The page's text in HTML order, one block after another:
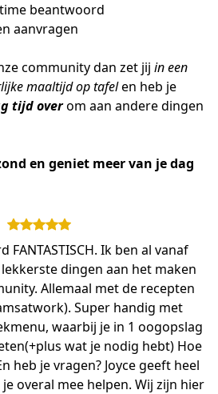
beantwoord
aanvragen
community dan zet jij in een
maaltijd op tafel en heb je
tijd over om aan andere dingen
en geniet meer van je dag
FANTASTISCH. Ik ben al vanaf
dingen aan het maken
Allemaal met de recepten
Super handig met
waarbij je in 1 oogopslag
wat je nodig hebt) Hoe
heb je vragen? Joyce geeft heel
overal mee helpen. Wij zijn hier